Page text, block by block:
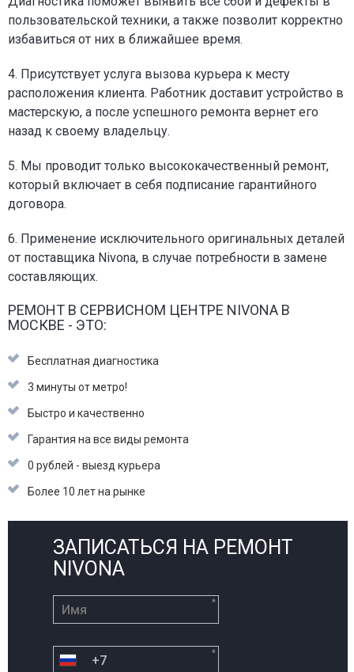
пользовательской техники, а также позволит корректно
избавиться от них в ближайшее время.
4. Присутствует услуга вызова курьера к месту
расположения клиента. Работник доставит устройство в
мастерскую, а после успешного ремонта вернет его
назад к своему владельцу.
5. Мы проводит только высококачественный ремонт,
который включает в себя подписание гарантийного
договора.
6. Применение исключительного оригинальных деталей
от поставщика Nivona, в случае потребности в замене
составляющих.
РЕМОНТ В СЕРВИСНОМ ЦЕНТРЕ NIVONA В
МОСКВЕ - ЭТО:
Бесплатная диагностика
3 минуты от метро!
Быстро и качественно
Гарантия на все виды ремонта
0 рублей - выезд курьера
Более 10 лет на рынке
ЗАПИСАТЬСЯ НА РЕМОНТ
NIVONA
*
*